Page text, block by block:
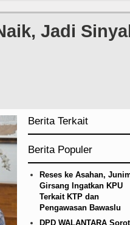
Kelapa di Nias Utara
illegal di Karo
Kadis
di Hong
Surati SMPN 1
8 Agustus
Jadi
Berita Terkait
Berita Populer
Reses ke Asahan,
Girsang Ingatkan KPU
Terkait KTP dan
Pengawasan Bawaslu
DPD WALANTARA